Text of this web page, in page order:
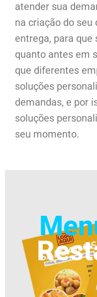
atender sua
na criação do seu
entrega, para que
quanto antes em
que diferentes
soluções
demandas, e por
soluções
seu momento.